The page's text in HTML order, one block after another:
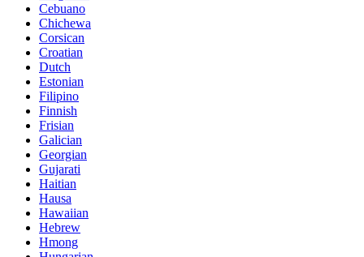
Cebuano
Chichewa
Corsican
Croatian
Dutch
Estonian
Filipino
Finnish
Frisian
Galician
Georgian
Gujarati
Haitian
Hausa
Hawaiian
Hebrew
Hmong